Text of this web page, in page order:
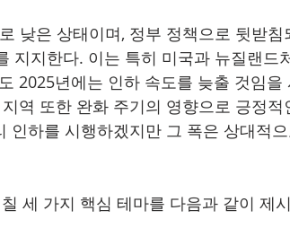
낮은 상태이며, 정부 정책으로 뒷받침
지지한다. 이는 특히 미국과 뉴질랜드
2025년에는 인하 속도를 늦출 것임을
역 또한 완화 주기의 영향으로 긍정적
인하를 시행하겠지만 그 폭은 상대적
세 가지 핵심 테마를 다음과 같이 제